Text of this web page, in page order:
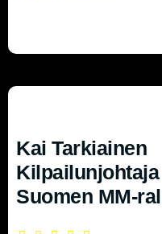
Kai Tarkiainen
Kilpailunjohtaja
Suomen MM-